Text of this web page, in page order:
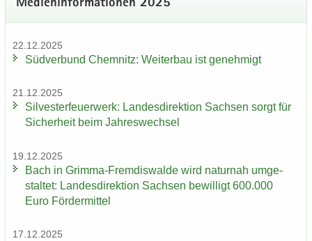
Me­di­en­in­for­ma­tio­nen 2025
22.12.2025
Süd­ver­bund Chem­nitz: Wei­ter­bau ist ge­neh­migt
21.12.2025
Sil­ves­ter­feu­er­werk: Lan­des­di­rek­ti­on Sach­sen sorgt für
Si­cher­heit beim Jah­res­wech­sel
19.12.2025
Bach in Grimma-​Fremdiswalde wird na­tur­nah um­ge­
stal­tet: Lan­des­di­rek­ti­on Sach­sen be­wil­ligt 600.000
Euro För­der­mit­tel
17.12.2025